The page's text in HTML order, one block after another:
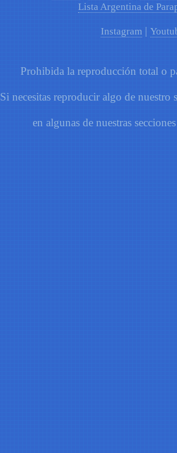
Lista Argentina de
Instagram |
Prohibida la reproducción total o
Si necesitas reproducir algo de
en algunas de nuestras